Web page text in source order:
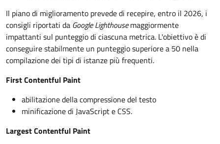
Il piano di miglioramento prevede di recepire, entro il 2026, i
consigli riportati da Google Lighthousemaggiormente
impattanti sul punteggio di ciascuna metrica. L'obiettivo è di
conseguire stabilmente un punteggio superiore a 50 nella
compilazione dei tipi di istanze più frequenti.
First Contentful Paint
abilitazione della compressione del testo
minificazione di JavaScript e CSS.
Largest Contentful Paint